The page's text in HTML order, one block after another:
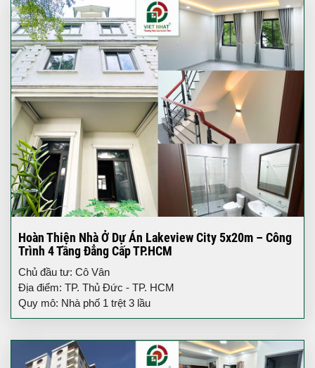
Hoàn Thiện Nhà Ở Dự Án Lakeview City 5x20m – Công
Trình 4 Tầng Đẳng Cấp TP.HCM
Chủ đầu tư: Cô Vân
Địa điểm: TP. Thủ Đức - TP. HCM
Quy mô: Nhà phố 1 trệt 3 lầu